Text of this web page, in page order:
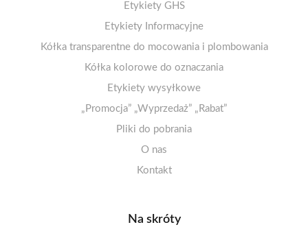
11-20 etykiet na arkuszu
21 i więcej etykiet na arkuszu
Arkusze A4 matowe – klej odlepny/usuwalny
Arkusze A4 foliowe PET – odporne na wilgoć
Arkusze A4 fluorescencyjne
Arkusze A4 opaque
Arkusze A4 dekoracyjne
Arkusze A5/A6
Etykiety termiczne ECO 25-49mm
Etykiety papierowe 100-110mm
! Promocje i wielopaki !
Etykiety GHS
Etykiety Informacyjne
Etykiety zakazu
Etykiety nakazu
Etykiety ostrzegawcze
Kółka transparentne do mocowania i plombowania
Kółka kolorowe do oznaczania
Etykiety wysyłkowe
„Promocja” „Wyprzedaż” „Rabat”
Pliki do pobrania
O nas
Kontakt
Na skróty